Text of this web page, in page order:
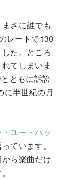
さに誰でも
レートで130
た。ところ
てしまいま
ともに訴訟
に半世紀の月
・ユー・ハッ
ています。
ら楽曲だけ